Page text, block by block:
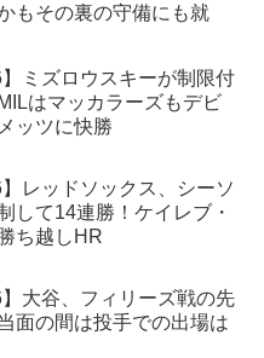
もその裏の守備にも就
】ミズロウスキーが制限付
はマッカラーズもデビ
ッツに快勝
】レッドソックス、シーソ
して14連勝！ケイレブ・
ち越しHR
】大谷、フィリーズ戦の先
面の間は投手での出場は